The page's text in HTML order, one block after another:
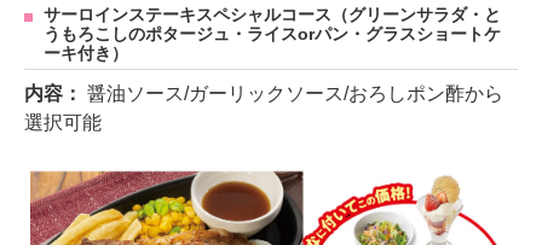
サーロインステーキスペシャルコース（グリーンサラダ・と
うもろこしのポタージュ・ライスorパン・グラスショートケ
ーキ付き）
内容： 醤油ソース/ガーリックソース/おろしポン酢から
選択可能